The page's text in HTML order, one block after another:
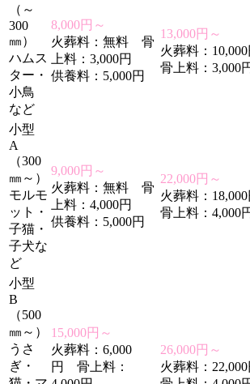
（～
300
㎜）
ハムス
ター・
小鳥
など
8,000円～
火葬料：無料 骨
上料：3,000円
供養料：5,000円
13,000円～
火葬料：
骨上料：3,000
小型
A
（300
㎜～）
モルモ
ット・
子猫・
子犬な
ど
9,000円～
火葬料：無料 骨
上料：4,000円
供養料：5,000円
22,000円～
火葬料：
骨上料：4,000
小型
B
（500
㎜～）
うさ
ぎ・
15,000円～
火葬料：6,000
円 骨上料：
26,000円～
火葬料：